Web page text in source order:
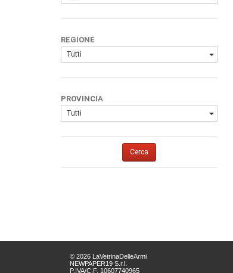
REGIONE
Tutti
PROVINCIA
Tutti
Cerca
© 2026 LaVetrinaDelleArmi
NEWPAPER19 S.r.l.
P.IVA/C.F. 10607740965